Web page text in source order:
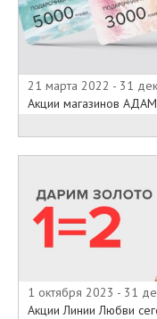
21 марта 2022 - 31
Акции магазинов
1 октября 2023 - 31
Акции Линии Любви